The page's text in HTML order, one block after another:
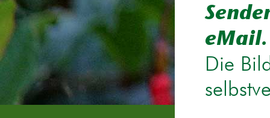
eMail.
Die